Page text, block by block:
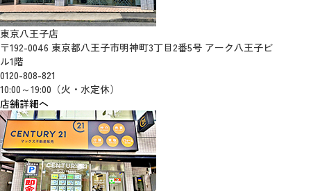
東京八王子店
〒192-0046 東京都八王子市明神町3丁目2番5号 アーク八王子ビ
ル1階
0120-808-821
10:00～19:00（火・水定休）
店舗詳細へ